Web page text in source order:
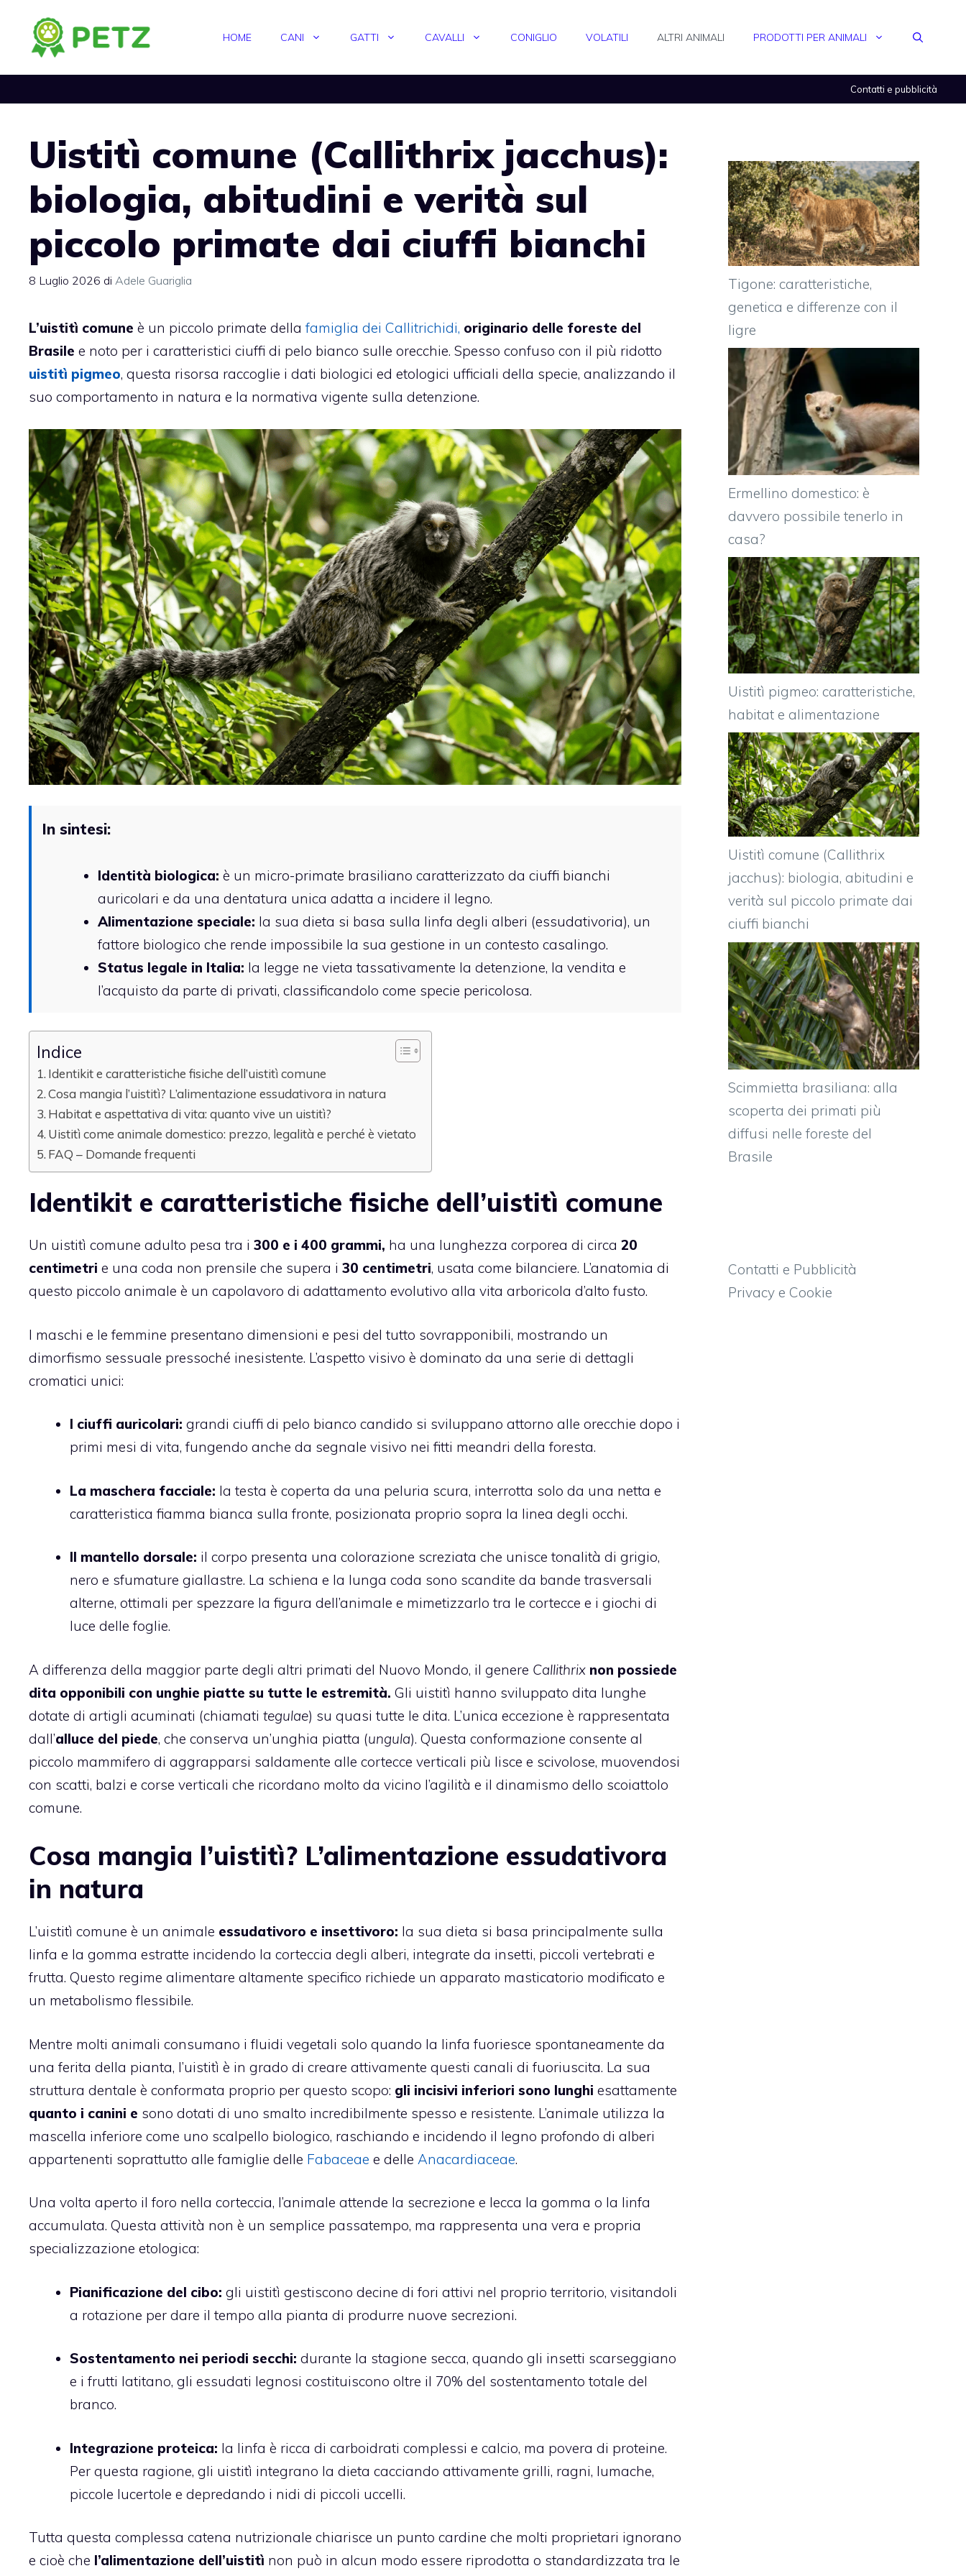
contenuto
HOME CANI GATTI CAVALLI CONIGLIO VOLATILI ALTRI ANIMALI PRODOTTI PER ANIMALI
Contatti e pubblicità
Uistitì comune (Callithrix jacchus):
biologia, abitudini e verità sul
piccolo primate dai ciuffi bianchi
8 Luglio 2026 di Adele Guariglia
L’uistitì comune è un piccolo primate della famiglia dei Callitrichidi, originario delle foreste del
Brasile e noto per i caratteristici ciuffi di pelo bianco sulle orecchie. Spesso confuso con il più ridotto
uistitì pigmeo, questa risorsa raccoglie i dati biologici ed etologici ufficiali della specie, analizzando il
suo comportamento in natura e la normativa vigente sulla detenzione.
In sintesi:
Identità biologica: è un micro-primate brasiliano caratterizzato da ciuffi bianchi
auricolari e da una dentatura unica adatta a incidere il legno.
Alimentazione speciale: la sua dieta si basa sulla linfa degli alberi (essudativoria), un
fattore biologico che rende impossibile la sua gestione in un contesto casalingo.
Status legale in Italia: la legge ne vieta tassativamente la detenzione, la vendita e
l’acquisto da parte di privati, classificandolo come specie pericolosa.
Indice
Identikit e caratteristiche fisiche dell’uistitì comune
Cosa mangia l’uistitì? L’alimentazione essudativora in natura
Habitat e aspettativa di vita: quanto vive un uistitì?
Uistitì come animale domestico: prezzo, legalità e perché è vietato
FAQ – Domande frequenti
Identikit e caratteristiche fisiche dell’uistitì comune
Un uistitì comune adulto pesa tra i 300 e i 400 grammi, ha una lunghezza corporea di circa 20
centimetri e una coda non prensile che supera i 30 centimetri, usata come bilanciere. L’anatomia di
questo piccolo animale è un capolavoro di adattamento evolutivo alla vita arboricola d’alto fusto.
I maschi e le femmine presentano dimensioni e pesi del tutto sovrapponibili, mostrando un
dimorfismo sessuale pressoché inesistente. L’aspetto visivo è dominato da una serie di dettagli
cromatici unici:
I ciuffi auricolari: grandi ciuffi di pelo bianco candido si sviluppano attorno alle orecchie dopo i
primi mesi di vita, fungendo anche da segnale visivo nei fitti meandri della foresta.
La maschera facciale: la testa è coperta da una peluria scura, interrotta solo da una netta e
caratteristica fiamma bianca sulla fronte, posizionata proprio sopra la linea degli occhi.
Il mantello dorsale: il corpo presenta una colorazione screziata che unisce tonalità di grigio,
nero e sfumature giallastre. La schiena e la lunga coda sono scandite da bande trasversali
alterne, ottimali per spezzare la figura dell’animale e mimetizzarlo tra le cortecce e i giochi di
luce delle foglie.
A differenza della maggior parte degli altri primati del Nuovo Mondo, il genere Callithrix non possiede
dita opponibili con unghie piatte su tutte le estremità. Gli uistitì hanno sviluppato dita lunghe
dotate di artigli acuminati (chiamati tegulae) su quasi tutte le dita. L’unica eccezione è rappresentata
dall’alluce del piede, che conserva un’unghia piatta (ungula). Questa conformazione consente al
piccolo mammifero di aggrapparsi saldamente alle cortecce verticali più lisce e scivolose, muovendosi
con scatti, balzi e corse verticali che ricordano molto da vicino l’agilità e il dinamismo dello scoiattolo
comune.
Cosa mangia l’uistitì? L’alimentazione essudativora
in natura
L’uistitì comune è un animale essudativoro e insettivoro: la sua dieta si basa principalmente sulla
linfa e la gomma estratte incidendo la corteccia degli alberi, integrate da insetti, piccoli vertebrati e
frutta. Questo regime alimentare altamente specifico richiede un apparato masticatorio modificato e
un metabolismo flessibile.
Mentre molti animali consumano i fluidi vegetali solo quando la linfa fuoriesce spontaneamente da
una ferita della pianta, l’uistitì è in grado di creare attivamente questi canali di fuoriuscita. La sua
struttura dentale è conformata proprio per questo scopo: gli incisivi inferiori sono lunghi esattamente
quanto i canini e sono dotati di uno smalto incredibilmente spesso e resistente. L’animale utilizza la
mascella inferiore come uno scalpello biologico, raschiando e incidendo il legno profondo di alberi
appartenenti soprattutto alle famiglie delle Fabaceae e delle Anacardiaceae.
Una volta aperto il foro nella corteccia, l’animale attende la secrezione e lecca la gomma o la linfa
accumulata. Questa attività non è un semplice passatempo, ma rappresenta una vera e propria
specializzazione etologica:
Pianificazione del cibo: gli uistitì gestiscono decine di fori attivi nel proprio territorio, visitandoli
a rotazione per dare il tempo alla pianta di produrre nuove secrezioni.
Sostentamento nei periodi secchi: durante la stagione secca, quando gli insetti scarseggiano
e i frutti latitano, gli essudati legnosi costituiscono oltre il 70% del sostentamento totale del
branco.
Integrazione proteica: la linfa è ricca di carboidrati complessi e calcio, ma povera di proteine.
Per questa ragione, gli uistitì integrano la dieta cacciando attivamente grilli, ragni, lumache,
piccole lucertole e depredando i nidi di piccoli uccelli.
Tutta questa complessa catena nutrizionale chiarisce un punto cardine che molti proprietari ignorano
e cioè che l’alimentazione dell’uistitì non può in alcun modo essere riprodotta o standardizzata tra le
Tigone: caratteristiche,
genetica e differenze con il
ligre
Ermellino domestico: è
davvero possibile tenerlo in
casa?
Uistitì pigmeo: caratteristiche,
habitat e alimentazione
Uistitì comune (Callithrix
jacchus): biologia, abitudini e
verità sul piccolo primate dai
ciuffi bianchi
Scimmietta brasiliana: alla
scoperta dei primati più
diffusi nelle foreste del
Brasile
Contatti e Pubblicità
Privacy e Cookie